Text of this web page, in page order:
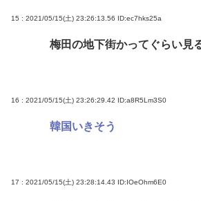
15 : 2021/05/15(土) 23:26:13.56 ID:ec7hks25a
梅田の地下街かってぐらい見
16 : 2021/05/15(土) 23:26:29.42 ID:a8R5Lm3S0
韓国いきそう
17 : 2021/05/15(土) 23:28:14.43 ID:IOeOhm6E0